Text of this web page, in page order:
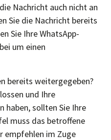
Nachricht auch nicht an
Sie die Nachricht bereits
Sie Ihre WhatsApp-
um einen
bereits weitergegeben?
und Ihre
haben, sollten Sie Ihre
muss das betroffene
empfehlen im Zuge